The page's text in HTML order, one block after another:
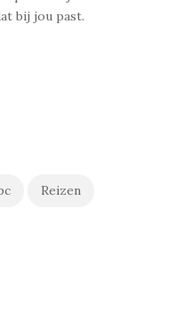
bij jou past.
Reizen